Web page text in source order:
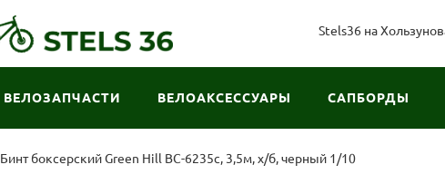
Stels36 на
ВЕЛОЗАПЧАСТИ ВЕЛОАКСЕССУАРЫ САПБОРДЫ
Бинт боксерский Green Hill BC-6235c, 3,5м, х/б, черный 1/10